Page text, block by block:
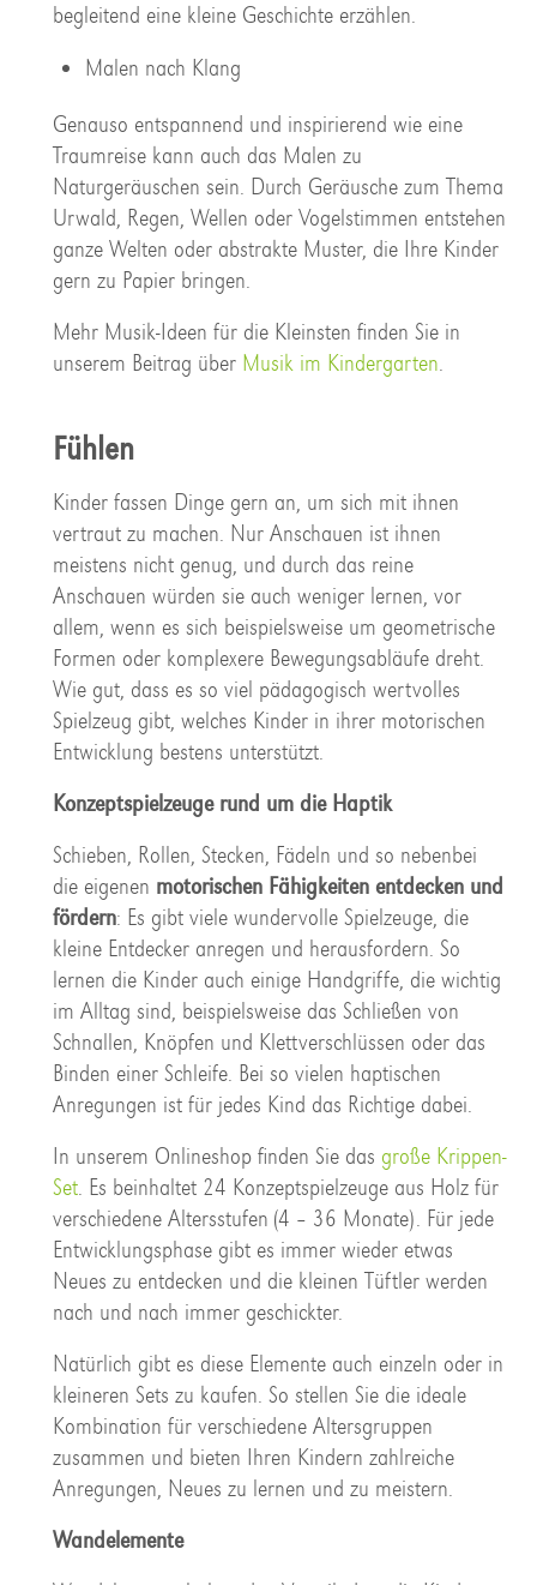
begleitend eine kleine Geschichte erzählen.
Malen nach Klang
Genauso entspannend und inspirierend wie eine
Traumreise kann auch das Malen zu
Naturgeräuschen sein. Durch Geräusche zum Thema
Urwald, Regen, Wellen oder Vogelstimmen entstehen
ganze Welten oder abstrakte Muster, die Ihre Kinder
gern zu Papier bringen.
Mehr Musik-Ideen für die Kleinsten finden Sie in
unserem Beitrag über Musik im Kindergarten.
Fühlen
Kinder fassen Dinge gern an, um sich mit ihnen
vertraut zu machen. Nur Anschauen ist ihnen
meistens nicht genug, und durch das reine
Anschauen würden sie auch weniger lernen, vor
allem, wenn es sich beispielsweise um geometrische
Formen oder komplexere Bewegungsabläufe dreht.
Wie gut, dass es so viel pädagogisch wertvolles
Spielzeug gibt, welches Kinder in ihrer motorischen
Entwicklung bestens unterstützt.
Konzeptspielzeuge rund um die Haptik
Schieben, Rollen, Stecken, Fädeln und so nebenbei
die eigenen motorischen Fähigkeiten entdecken und
fördern: Es gibt viele wundervolle Spielzeuge, die
kleine Entdecker anregen und herausfordern. So
lernen die Kinder auch einige Handgriffe, die wichtig
im Alltag sind, beispielsweise das Schließen von
Schnallen, Knöpfen und Klettverschlüssen oder das
Binden einer Schleife. Bei so vielen haptischen
Anregungen ist für jedes Kind das Richtige dabei.
In unserem Onlineshop finden Sie das große Krippen-
Set. Es beinhaltet 24 Konzeptspielzeuge aus Holz für
verschiedene Altersstufen (4 – 36 Monate). Für jede
Entwicklungsphase gibt es immer wieder etwas
Neues zu entdecken und die kleinen Tüftler werden
nach und nach immer geschickter.
Natürlich gibt es diese Elemente auch einzeln oder in
kleineren Sets zu kaufen. So stellen Sie die ideale
Kombination für verschiedene Altersgruppen
zusammen und bieten Ihren Kindern zahlreiche
Anregungen, Neues zu lernen und zu meistern.
Wandelemente